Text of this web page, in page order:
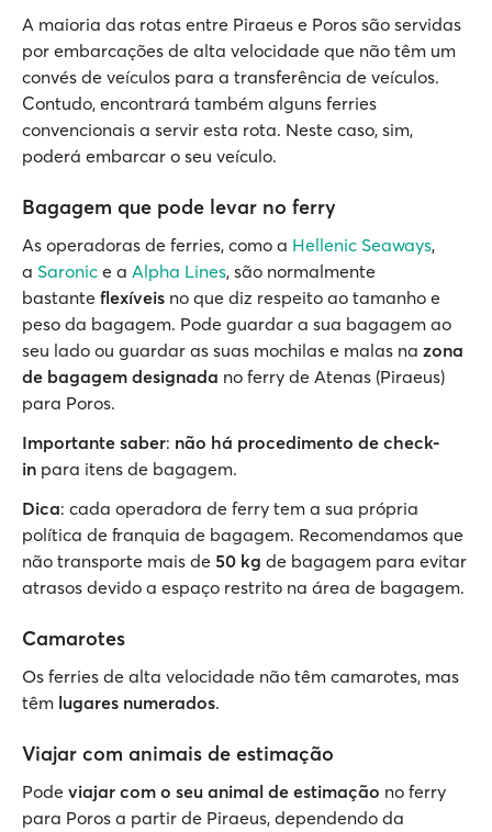
A maioria das rotas entre Piraeus e Poros são servidas
por embarcações de alta velocidade que não têm um
convés de veículos para a transferência de veículos.
Contudo, encontrará também alguns ferries
convencionais a servir esta rota. Neste caso, sim,
poderá embarcar o seu veículo.
Bagagem que pode levar no ferry
As operadoras de ferries, como a Hellenic Seaways,
a Saronic e a Alpha Lines, são normalmente
bastante flexíveis no que diz respeito ao tamanho e
peso da bagagem. Pode guardar a sua bagagem ao
seu lado ou guardar as suas mochilas e malas na zona
de bagagem designada no ferry de Atenas (Piraeus)
para Poros.
Importante saber: não há procedimento de check-
in para itens de bagagem.
Dica: cada operadora de ferry tem a sua própria
política de franquia de bagagem. Recomendamos que
não transporte mais de 50 kg de bagagem para evitar
atrasos devido a espaço restrito na área de bagagem.
Camarotes
Os ferries de alta velocidade não têm camarotes, mas
têm lugares numerados.
Viajar com animais de estimação
Pode viajar com o seu animal de estimação no ferry
para Poros a partir de Piraeus, dependendo da